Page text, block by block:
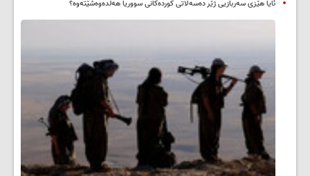
ئایا هێزی سەربازیی ژێر دەسەڵاتی کوردەکانی سووریا هەڵدەوەشێتەوە؟